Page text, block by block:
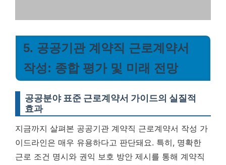
5. 공공기관 계약직 근로계약서
작성: 종합 평가 및 미래 전망
공공분야 표준 근로계약서 가이드의 실질적
효과
지금까지 살펴본 공공기관 계약직 근로계약서 작성 가
이드라인은 매우 유용하다고 판단돼요. 특히, 명확한
근로 조건 명시와 권익 보호 방안 제시를 통해 계약직